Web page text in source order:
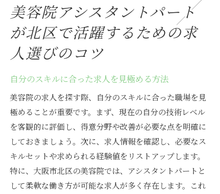
美容院アシスタントパート
が北区で活躍するための求
人選びのコツ
自分のスキルに合った求人を見極める方法
美容院の求人を探す際、自分のスキルに合った職場を見
極めることが重要です。まず、現在の自分の技術レベル
を客観的に評価し、得意分野や改善が必要な点を明確に
しておきましょう。次に、求人情報を確認し、必要なス
キルセットや求められる経験値をリストアップします。
特に、大阪市北区の美容院では、アシスタントパートと
して柔軟な働き方が可能な求人が多く存在します。これ